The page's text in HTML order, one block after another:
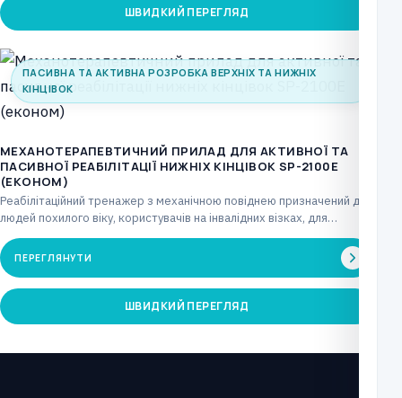
ШВИДКИЙ ПЕРЕГЛЯД
ПАСИВНА ТА АКТИВНА РОЗРОБКА ВЕРХНІХ ТА НИЖНІХ
КІНЦІВОК
МЕХАНОТЕРАПЕВТИЧНИЙ ПРИЛАД ДЛЯ АКТИВНОЇ ТА
ПАСИВНОЇ РЕАБІЛІТАЦІЇ НИЖНІХ КІНЦІВОК SP-2100E
(ЕКОНОМ)
Реабілітаційний тренажер з механічною повіднею призначений для
людей похилого віку, користувачів на інвалідних візках, для
лікувальних…
ПЕРЕГЛЯНУТИ
ШВИДКИЙ ПЕРЕГЛЯД